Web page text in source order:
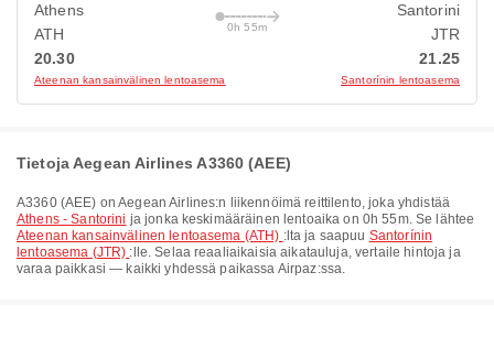
Athens
ATH
20.30
Ateenan kansainvälinen lentoasema
0h 55m
Santorini
JTR
21.25
Santorínin lentoasema
Tietoja Aegean Airlines A3360 (AEE)
A3360(AEE) onAegean Airlines:n liikennöimä reittilento, joka yhdistää
Athens - Santorini ja jonka keskimääräinen lentoaika on 0h 55m. Se lähtee
Ateenan kansainvälinen lentoasema (ATH) :lta ja saapuu Santorínin
lentoasema (JTR) :lle. Selaa reaaliaikaisia aikatauluja, vertaile hintoja ja
varaa paikkasi — kaikki yhdessä paikassa Airpaz:ssa.